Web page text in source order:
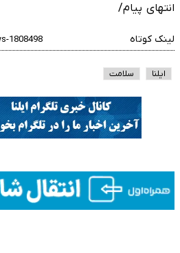
انتهای پیام/
لینک کوتاه
ایلنا سلامت